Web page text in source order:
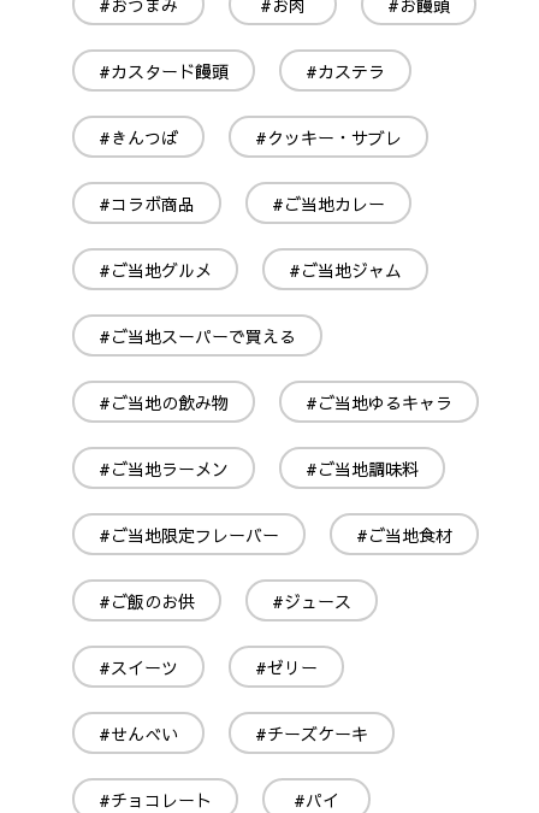
#カスタード饅頭 #カステラ
#きんつば #クッキー・サブレ
#コラボ商品 #ご当地カレー
#ご当地グルメ #ご当地ジャム
#ご当地スーパーで買える
#ご当地の飲み物 #ご当地ゆるキャラ
#ご当地ラーメン #ご当地調味料
#ご当地限定フレーバー #ご当地食材
#ご飯のお供 #ジュース
#スイーツ #ゼリー
#せんべい #チーズケーキ
#チョコレート #パイ